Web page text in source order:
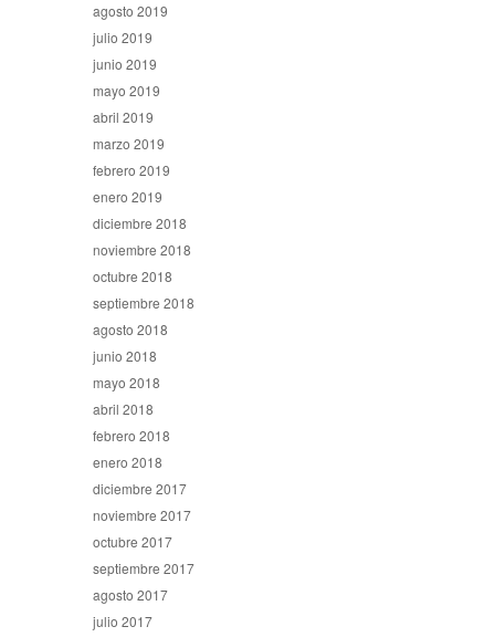
agosto 2019
julio 2019
junio 2019
mayo 2019
abril 2019
marzo 2019
febrero 2019
enero 2019
diciembre 2018
noviembre 2018
octubre 2018
septiembre 2018
agosto 2018
junio 2018
mayo 2018
abril 2018
febrero 2018
enero 2018
diciembre 2017
noviembre 2017
octubre 2017
septiembre 2017
agosto 2017
julio 2017